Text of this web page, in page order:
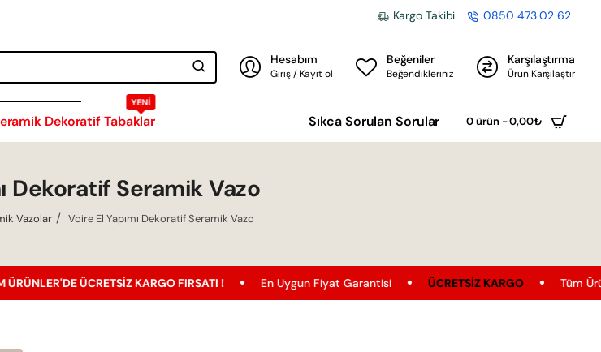
Kargo Takibi 0850 473 02 62
Hesabım
Giriş / Kayıt ol
Beğeniler
Beğendikleriniz
Karşılaştırma
Ürün Karşılaştır
Dekoratif Tabaklar
YENI
Sıkca Sorulan Sorular 0 ürün - 0,00₺
Dekoratif Seramik Vazo
Vazolar Voire El Yapımı Dekoratif Seramik Vazo
ÜCRETSIZ KARGO FIRSATI ! En Uygun Fiyat Garantisi ÜCRETSIZ KARGO Tüm Ürünler'de